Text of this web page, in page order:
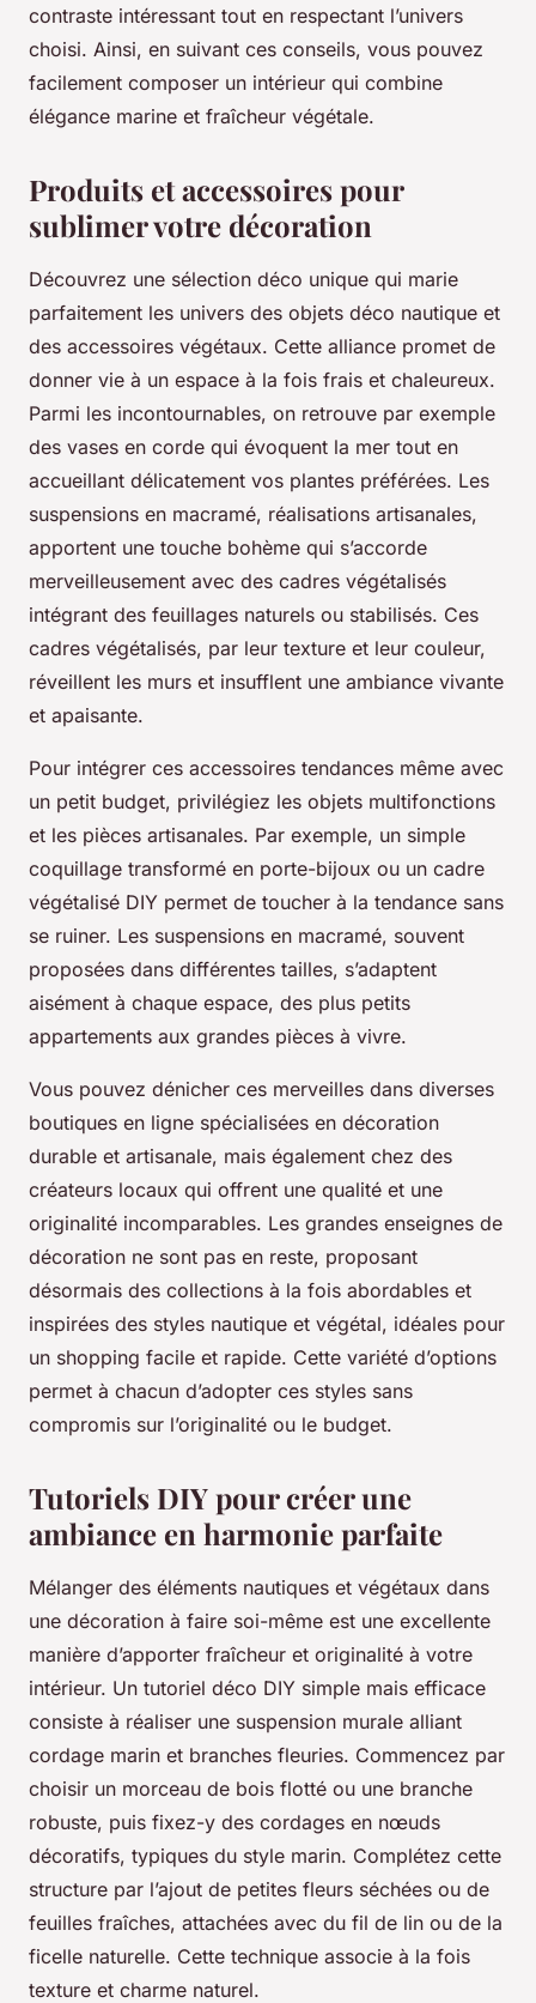
contraste intéressant tout en respectant l’univers
choisi. Ainsi, en suivant ces conseils, vous pouvez
facilement composer un intérieur qui combine
élégance marine et fraîcheur végétale.
Produits et accessoires pour
sublimer votre décoration
Découvrez une sélection déco unique qui marie
parfaitement les univers des objets déco nautique et
des accessoires végétaux. Cette alliance promet de
donner vie à un espace à la fois frais et chaleureux.
Parmi les incontournables, on retrouve par exemple
des vases en corde qui évoquent la mer tout en
accueillant délicatement vos plantes préférées. Les
suspensions en macramé, réalisations artisanales,
apportent une touche bohème qui s’accorde
merveilleusement avec des cadres végétalisés
intégrant des feuillages naturels ou stabilisés. Ces
cadres végétalisés, par leur texture et leur couleur,
réveillent les murs et insufflent une ambiance vivante
et apaisante.
Pour intégrer ces accessoires tendances même avec
un petit budget, privilégiez les objets multifonctions
et les pièces artisanales. Par exemple, un simple
coquillage transformé en porte-bijoux ou un cadre
végétalisé DIY permet de toucher à la tendance sans
se ruiner. Les suspensions en macramé, souvent
proposées dans différentes tailles, s’adaptent
aisément à chaque espace, des plus petits
appartements aux grandes pièces à vivre.
Vous pouvez dénicher ces merveilles dans diverses
boutiques en ligne spécialisées en décoration
durable et artisanale, mais également chez des
créateurs locaux qui offrent une qualité et une
originalité incomparables. Les grandes enseignes de
décoration ne sont pas en reste, proposant
désormais des collections à la fois abordables et
inspirées des styles nautique et végétal, idéales pour
un shopping facile et rapide. Cette variété d’options
permet à chacun d’adopter ces styles sans
compromis sur l’originalité ou le budget.
Tutoriels DIY pour créer une
ambiance en harmonie parfaite
Mélanger des éléments nautiques et végétaux dans
une décoration à faire soi-même est une excellente
manière d’apporter fraîcheur et originalité à votre
intérieur. Un tutoriel déco DIY simple mais efficace
consiste à réaliser une suspension murale alliant
cordage marin et branches fleuries. Commencez par
choisir un morceau de bois flotté ou une branche
robuste, puis fixez-y des cordages en nœuds
décoratifs, typiques du style marin. Complétez cette
structure par l’ajout de petites fleurs séchées ou de
feuilles fraîches, attachées avec du fil de lin ou de la
ficelle naturelle. Cette technique associe à la fois
texture et charme naturel.